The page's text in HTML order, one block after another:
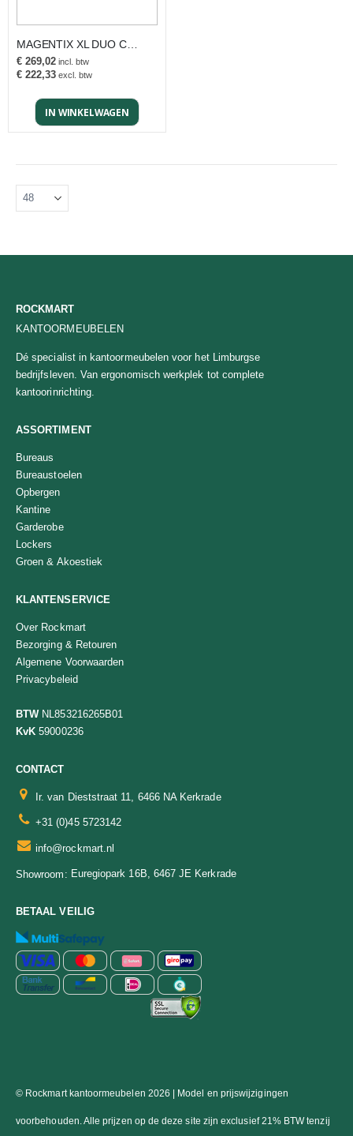
IN WINKELWAGEN
MAGENTIX XL DUO COLOUR VERGADERSTOEL
€ 269,02
€ 222,33
ROCKMART
KANTOORMEUBELEN
Dé specialist in kantoormeubelen voor het Limburgse
bedrijfsleven. Van ergonomisch werkplek tot complete
kantoorinrichting.
ASSORTIMENT
Bureaus
Bureaustoelen
Opbergen
Kantine
Garderobe
Lockers
Groen & Akoestiek
KLANTENSERVICE
Over Rockmart
Bezorging & Retouren
Algemene Voorwaarden
Privacybeleid
BTWNL853216265B01
KvK 59000236
CONTACT
Ir. van Dieststraat 11, 6466 NA Kerkrade
+31 (0)45 5723142
info@rockmart.nl
Showroom: Euregiopark 16B, 6467 JE Kerkrade
BETAAL VEILIG
© Rockmart kantoormeubelen 2026 | Model en prijswijzigingen
voorbehouden. Alle prijzen op de deze site zijn exclusief 21% BTW tenzij